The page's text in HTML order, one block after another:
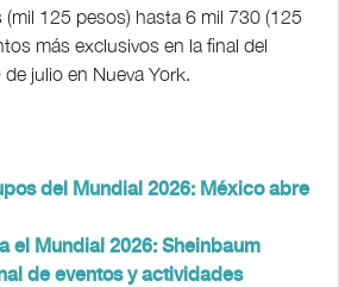
(mil 125 pesos) hasta 6 mil 730 (125
más exclusivos en la final del
julio en Nueva York.
del Mundial 2026: México abre
el Mundial 2026: Sheinbaum
de eventos y actividades